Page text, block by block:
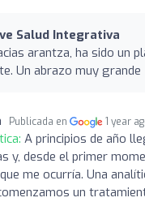
Salud Integrativa
arantza, ha sido un
Un abrazo muy grande
Publicada en 1 year
A principios de año
y, desde el primer
me ocurría. Una
un